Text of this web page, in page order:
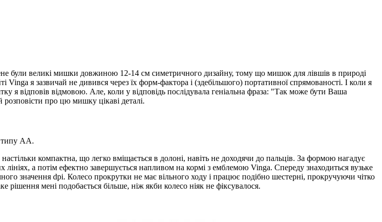
були великі мишки довжиною 12-14 см симетричного дизайну, тому що мишок для лівшів в природі
я зазвичай не дивився через їх форм-фактора і (здебільшого) портативної спрямованості. І коли я
я відповів відмовою. Але, коли у відповідь послідувала геніальна фраза: "Так може бути Ваша
про цю мишку цікаві деталі.
типу АА.
компактна, що легко вміщається в долоні, навіть не доходячи до пальців. За формою нагадує
а потім ефектно завершується напливом на кормі з емблемою Vinga. Спереду знаходиться вузьке
значення dpi. Колесо прокрутки не має вільного ходу і працює подібно шестерні, прокручуючи чітко
мені подобається більше, ніж якби колесо ніяк не фіксувалося.